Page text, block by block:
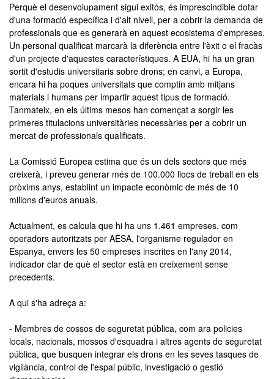
Perquè el desenvolupament sigui exitós, és imprescindible dotar
d'una formació específica i d'alt nivell, per a cobrir la demanda de
professionals que es generarà en aquest ecosistema d'empreses.
Un personal qualificat marcarà la diferència entre l'èxit o el fracàs
d'un projecte d'aquestes característiques. A EUA, hi ha un gran
sortit d'estudis universitaris sobre drons; en canvi, a Europa,
encara hi ha poques universitats que comptin amb mitjans
materials i humans per impartir aquest tipus de formació.
Tanmateix, en els últims mesos han començat a sorgir les
primeres titulacions universitàries necessàries per a cobrir un
mercat de professionals qualificats.
La Comissió Europea estima que és un dels sectors que més
creixerà, i preveu generar més de 100.000 llocs de treball en els
pròxims anys, establint un impacte econòmic de més de 10
milions d'euros anuals.
Actualment, es calcula que hi ha uns 1.461 empreses, com
operadors autoritzats per AESA, l'organisme regulador en
Espanya, envers les 50 empreses inscrites en l'any 2014,
indicador clar de què el sector està en creixement sense
precedents.
A qui s'ha adreça a:
- Membres de cossos de seguretat pública, com ara policies
locals, nacionals, mossos d'esquadra i altres agents de seguretat
pública, que busquen integrar els drons en les seves tasques de
vigilància, control de l'espai públic, investigació o gestió